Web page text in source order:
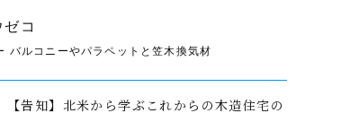
コ
バルコニーやパラペットと笠木換気材
【告知】北米から学ぶこれからの木造住宅の